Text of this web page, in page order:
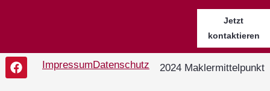
Jetzt
kontaktieren
ImpressumDatenschutz 2024 Maklermittelpunkt